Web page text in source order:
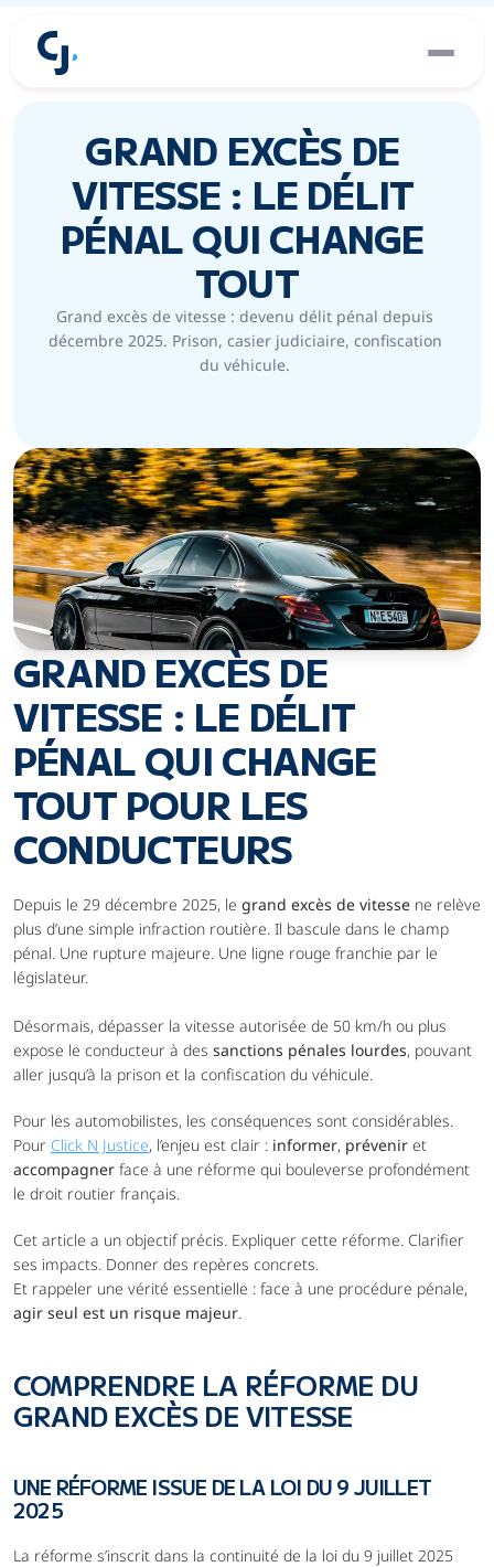
GRAND EXCÈS DE
VITESSE : LE DÉLIT
PÉNAL QUI CHANGE
TOUT
Grand excès de vitesse : devenu délit pénal depuis
décembre 2025. Prison, casier judiciaire, confiscation
du véhicule.
GRAND EXCÈS DE
VITESSE : LE DÉLIT
PÉNAL QUI CHANGE
TOUT POUR LES
CONDUCTEURS
Depuis le 29 décembre 2025, le grand excès de vitesse ne relève
plus d’une simple infraction routière. Il bascule dans le champ
pénal. Une rupture majeure. Une ligne rouge franchie par le
législateur.
Désormais, dépasser la vitesse autorisée de 50 km/h ou plus
expose le conducteur à des sanctions pénales lourdes, pouvant
aller jusqu’à la prison et la confiscation du véhicule.
Pour les automobilistes, les conséquences sont considérables.
Pour Click N Justice, l’enjeu est clair : informer, prévenir
accompagner face à une réforme qui bouleverse profondément
le droit routier français.
Cet article a un objectif précis. Expliquer cette réforme. Clarifier
ses impacts. Donner des repères concrets.
agir seul est un risque majeur.
COMPRENDRE LA RÉFORME DU
GRAND EXCÈS DE VITESSE
UNE RÉFORME ISSUE DE LA LOI DU 9 JUILLET
2025
La réforme s’inscrit dans la continuité de la loi du 9 juillet 2025